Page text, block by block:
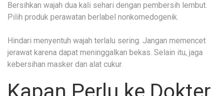
Bersihkan wajah dua kali sehari dengan pembersih lembut.
Pilih produk perawatan berlabel nonkomedogenik.
Hindari menyentuh wajah terlalu sering. Jangan memencet
jerawat karena dapat meninggalkan bekas. Selain itu, jaga
kebersihan masker dan alat cukur.